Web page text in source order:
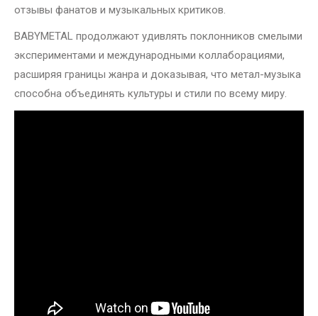
отзывы фанатов и музыкальных критиков.
BABYMETAL продолжают удивлять поклонников смелыми
экспериментами и международными коллаборациями,
расширяя границы жанра и доказывая, что метал-музыка
способна объединять культуры и стили по всему миру.